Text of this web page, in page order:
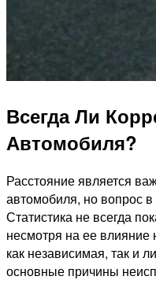
Всегда Ли
Автомобиля?
Расстояние является
автомобиля, но вопрос
Статистика не всегда
несмотря на ее
как независимая, так и
основные причины